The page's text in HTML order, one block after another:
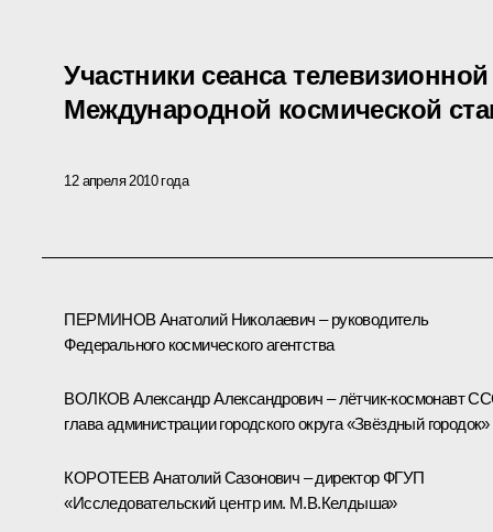
Участники сеанса
Международной космической
12 апреля 2010 года
ПЕРМИНОВ Анатолий Николаевич – руководитель
Федерального космического агентства
ВОЛКОВ Александр Александрович – лётчик-космонавт
глава администрации городского округа «Звёздный городок»
КОРОТЕЕВ Анатолий Сазонович – директор ФГУП
«Исследовательский центр им. М.В.Келдыша»